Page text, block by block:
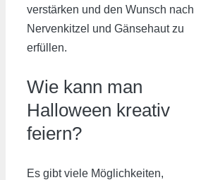
verstärken und den Wunsch nach
Nervenkitzel und Gänsehaut zu
erfüllen.
Wie kann man
Halloween kreativ
feiern?
Es gibt viele Möglichkeiten,